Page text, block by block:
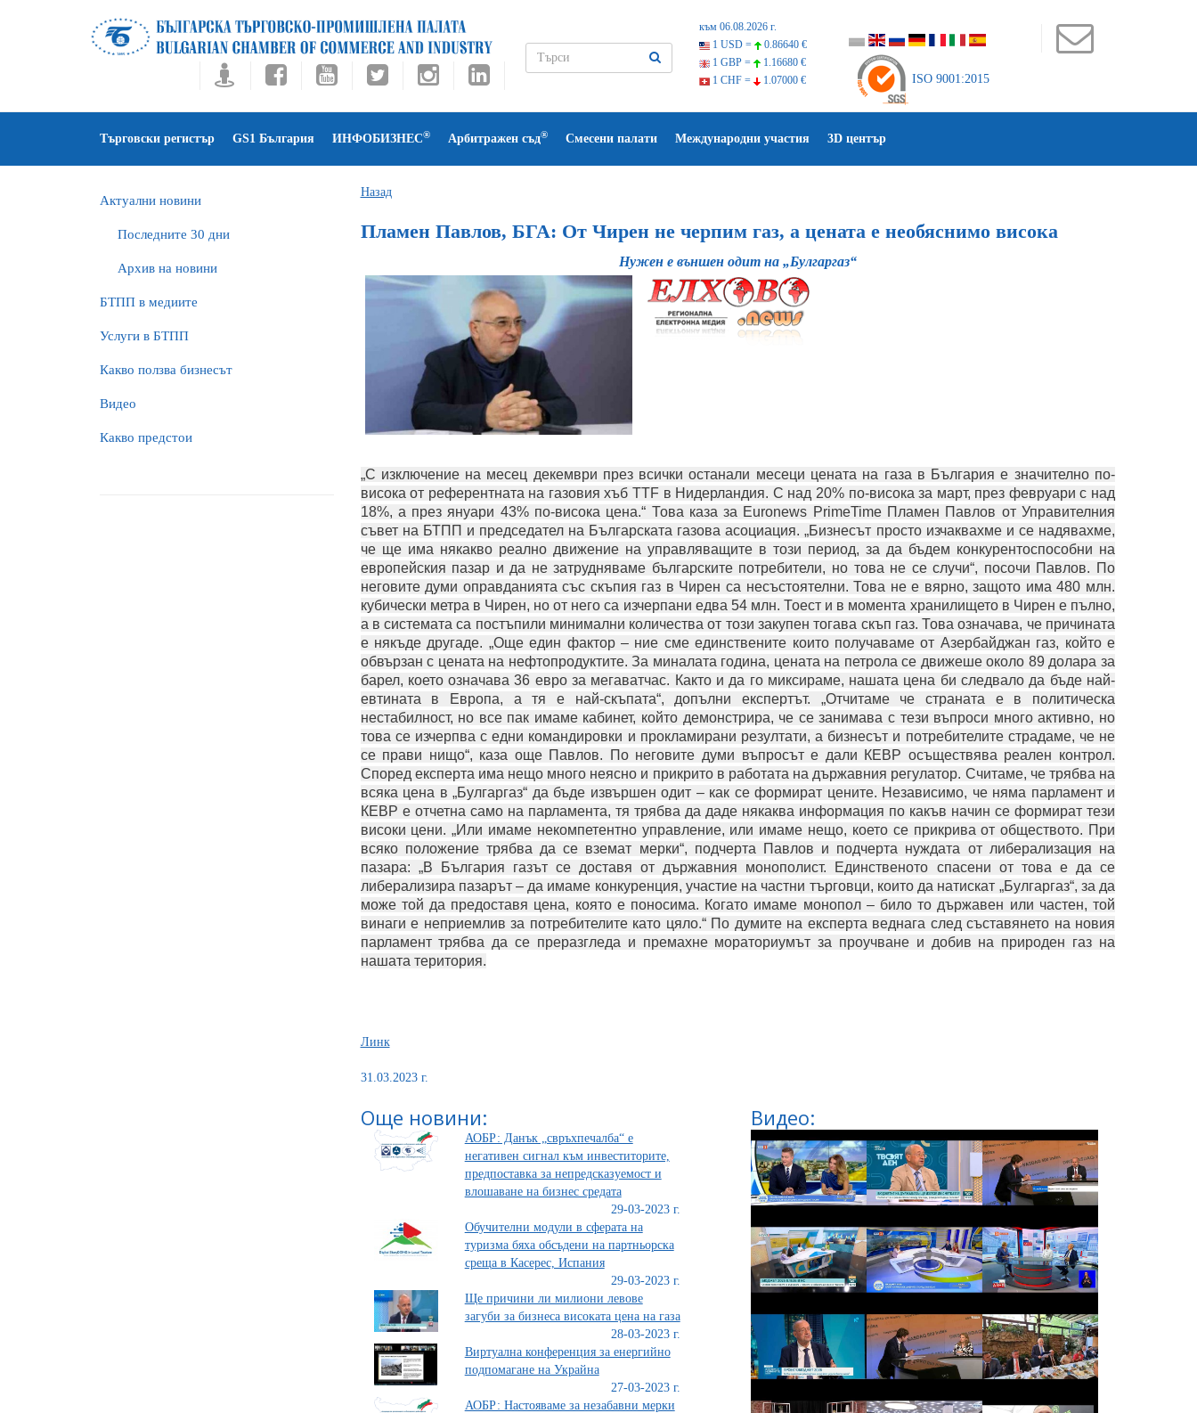
към 06.08.2026 г.
1 USD =
0.86640 €
1 GBP =
1.16680 €
1 CHF =
1.07000 € ISO 9001:2015
Търговски регистър GS1 България ИНФОБИЗНЕС® Арбитражен съд® Смесени палати Международни участия 3D център
Актуални новини
Последните 30 дни
Архив на новини
БTПП в медиите
Услуги в БТПП
Какво ползва бизнесът
Видео
Какво предстои
Назад
Пламен Павлов, БГА: От Чирен не черпим газ, а цената е необяснимо висока
Нужен е външен одит на „Булгаргаз“
„С изключение на месец декември през всички останали месеци цената на газа в България е значително по-
висока от референтната на газовия хъб TTF в Нидерландия. С над 20% по-висока за март, през февруари с над
18%, а през януари 43% по-висока цена.“ Това каза за Euronews PrimeTime Пламен Павлов от Управителния
съвет на БТПП и председател на Българската газова асоциация. „Бизнесът просто изчаквахме и се надявахме,
че ще има някакво реално движение на управляващите в този период, за да бъдем конкурентоспособни на
европейския пазар и да не затрудняваме българските потребители, но това не се случи“, посочи Павлов. По
неговите думи оправданията със скъпия газ в Чирен са несъстоятелни. Това не е вярно, защото има 480 млн.
кубически метра в Чирен, но от него са изчерпани едва 54 млн. Тоест и в момента хранилището в Чирен е пълно,
а в системата са постъпили минимални количества от този закупен тогава скъп газ. Това означава, че причината
е някъде другаде. „Още един фактор – ние сме единствените които получаваме от Азербайджан газ, който е
обвързан с цената на нефтопродуктите. За миналата година, цената на петрола се движеше около 89 долара за
барел, което означава 36 евро за мегаватчас. Както и да го миксираме, нашата цена би следвало да бъде най-
евтината в Европа, а тя е най-скъпата“, допълни експертът. „Отчитаме че страната е в политическа
нестабилност, но все пак имаме кабинет, който демонстрира, че се занимава с тези въпроси много активно, но
това се изчерпва с едни командировки и прокламирани резултати, а бизнесът и потребителите страдаме, че не
се прави нищо“, каза още Павлов. По неговите думи въпросът е дали КЕВР осъществява реален контрол.
Според експерта има нещо много неясно и прикрито в работата на държавния регулатор. Считаме, че трябва на
всяка цена в „Булгаргаз“ да бъде извършен одит – как се формират цените. Независимо, че няма парламент и
КЕВР е отчетна само на парламента, тя трябва да даде някаква информация по какъв начин се формират тези
високи цени. „Или имаме некомпетентно управление, или имаме нещо, което се прикрива от обществото. При
всяко положение трябва да се вземат мерки“, подчерта Павлов и подчерта нуждата от либерализация на
пазара: „В България газът се доставя от държавния монополист. Единственото спасени от това е да се
либерализира пазарът – да имаме конкуренция, участие на частни търговци, които да натискат „Булгаргаз“, за да
може той да предоставя цена, която е поносима. Когато имаме монопол – било то държавен или частен, той
винаги е неприемлив за потребителите като цяло.“ По думите на експерта веднага след съставянето на новия
парламент трябва да се преразгледа и премахне мораториумът за проучване и добив на природен газ на
нашата територия.
Линк
31.03.2023 г.
Още новини:
АОБР: Данък „свръхпечалба“ е
негативен сигнал към инвеститорите,
предпоставка за непредсказуемост и
влошаване на бизнес средата
29-03-2023 г.
Обучителни модули в сферата на
туризма бяха обсъдени на партньорска
среща в Касерес, Испания
29-03-2023 г.
Ще причини ли милиони левове
загуби за бизнеса високата цена на газа
28-03-2023 г.
Виртуална конференция за енергийно
подпомагане на Украйна
27-03-2023 г.
АОБР: Настояваме за незабавни мерки
Видео: